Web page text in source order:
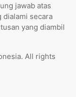
jawab atas
dialami secara
yang diambil
All rights